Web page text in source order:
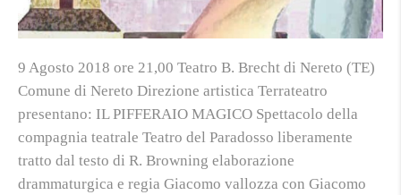
9 Agosto 2018 ore 21,00 Teatro B. Brecht di Nereto (TE)
Comune di Nereto Direzione artistica Terrateatro
presentano: IL PIFFERAIO MAGICO Spettacolo della
compagnia teatrale Teatro del Paradosso liberamente
tratto dal testo di R. Browning elaborazione
drammaturgica e regia Giacomo vallozza con Giacomo